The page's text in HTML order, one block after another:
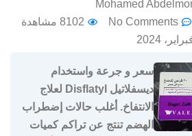
No Comments
8102 مشاهدة
سعر و جرعة واستخدام
ديسفلاتيل Disflatyl لعلاج
الانتفاخ. أغلب حالات إضطراب
الهضم تنتج عن تراكم كميات